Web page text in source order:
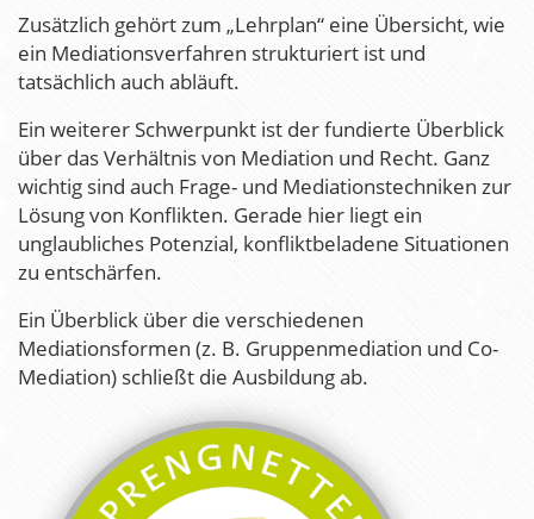
Zusätzlich gehört zum „Lehrplan“ eine Übersicht, wie
ein Mediationsverfahren strukturiert ist und
tatsächlich auch abläuft.
Ein weiterer Schwerpunkt ist der fundierte Überblick
über das Verhältnis von Mediation und Recht. Ganz
wichtig sind auch Frage- und Mediationstechniken zur
Lösung von Konflikten. Gerade hier liegt ein
unglaubliches Potenzial, konfliktbeladene Situationen
zu entschärfen.
Ein Überblick über die verschiedenen
Mediationsformen (z. B. Gruppenmediation und Co-
Mediation) schließt die Ausbildung ab.